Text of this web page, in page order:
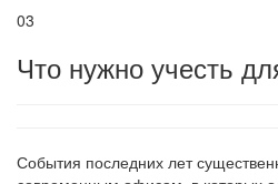
03
Что нужно учесть
События последних лет